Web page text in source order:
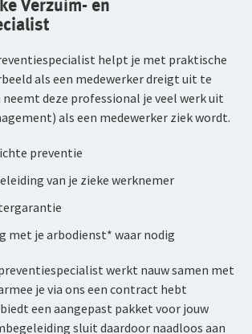
Collectief voor
Collectief
Individueel
Collectief
Verzuim- en
helpt je met praktische
als een medewerker dreigt uit te
deze professional je veel werk uit
als een medewerker ziek wordt.
preventie
van je zieke werknemer
met je arbodienst* waar nodig
werkt nauw samen met
je via ons een contract hebt
een aangepast pakket voor jouw
sluit daardoor naadloos aan